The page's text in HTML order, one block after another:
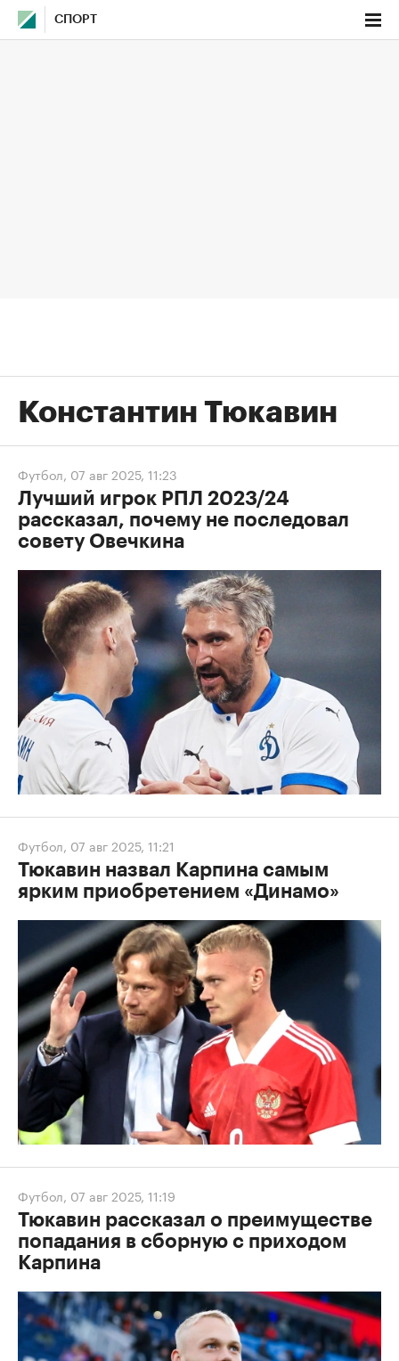
СПОРТ
Константин Тюкавин
Футбол, 07 авг 2025, 11:23
Лучший игрок РПЛ 2023/24
рассказал, почему не последовал
совету Овечкина
Футбол, 07 авг 2025, 11:21
Тюкавин назвал Карпина самым
ярким приобретением «Динамо»
Футбол, 07 авг 2025, 11:19
Тюкавин рассказал о преимуществе
попадания в сборную с приходом
Карпина